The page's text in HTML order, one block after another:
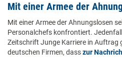
Mit einer Armee der
Mit einer Armee der Ahnungslosen
Personalchefs konfrontiert.
Zeitschrift Junge Karriere in Auftrag
deutschen Firmen, dasszur